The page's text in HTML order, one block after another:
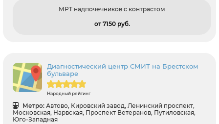
МРТ надпочечников с контрастом
от 7150 pуб.
Диагностический центр СМИТ на Брестском
бульваре
Народный рейтинг
Метро: Автово, Кировский завод, Ленинский проспект,
Московская, Нарвская, Проспект Ветеранов, Путиловская,
Юго-Западная